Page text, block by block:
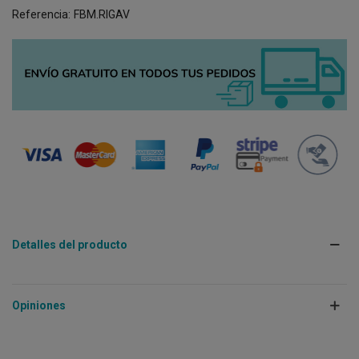
Referencia: FBM.RIGAV
Detalles del producto
Opiniones